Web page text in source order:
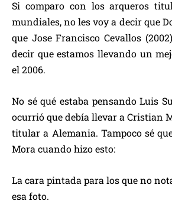
Si comparo con los arqueros
mundiales, no les voy a decir que
que Jose Francisco Cevallos
decir que estamos llevando un
el 2006.
No sé qué estaba pensando Luis
ocurrió que debía llevar a Cristian
titular a Alemania. Tampoco sé
Mora cuando hizo esto:
La cara pintada para los que no
esa foto.